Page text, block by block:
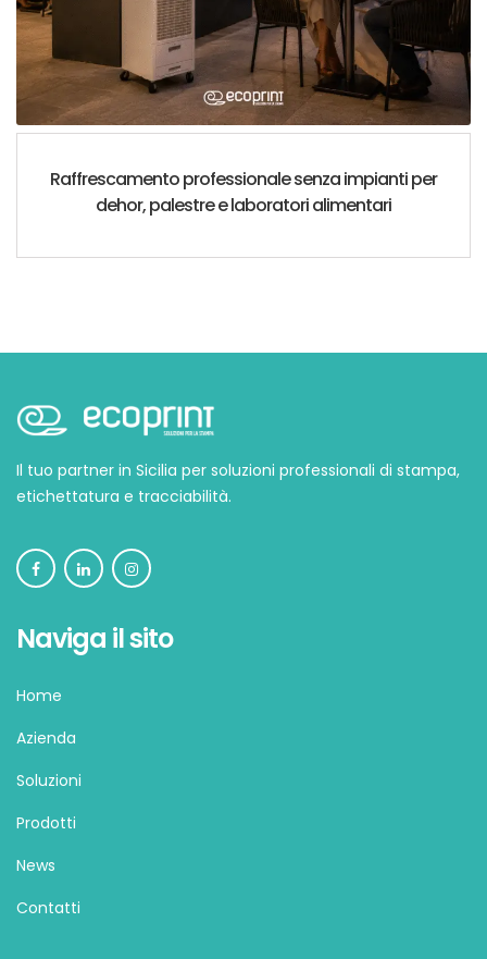
Raffrescamento professionale senza impianti per
dehor, palestre e laboratori alimentari
Il tuo partner in Sicilia per soluzioni professionali di stampa,
etichettatura e tracciabilità.
Naviga il sito
Home
Azienda
Soluzioni
Prodotti
News
Contatti